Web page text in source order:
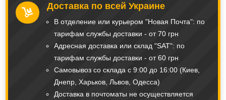

Доставка по всей Украине
В отделение или курьером "Новая Почта": по
тарифам службы доставки - от 70 грн
Адресная доставка или склад "SAT": по
тарифам службы доставки - от 60 грн
Самовывоз со склада с 9:00 до 16:00 (Киев,
Днепр, Харьков, Львов, Одесса)
Доставка в почтоматы не осуществляется